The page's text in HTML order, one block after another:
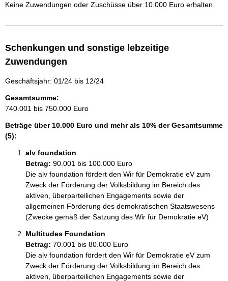
Keine Zuwendungen oder Zuschüsse über 10.000 Euro erhalten.
Schenkungen und sonstige lebzeitige
Zuwendungen
Geschäftsjahr: 01/24 bis 12/24
Gesamtsumme:
740.001 bis 750.000 Euro
Beträge über 10.000 Euro und mehr als 10% der Gesamtsumme
(5):
alv foundation
Betrag: 90.001 bis 100.000 Euro
Die alv foundation fördert den Wir für Demokratie eV zum
Zweck der Förderung der Volksbildung im Bereich des
aktiven, überparteilichen Engagements sowie der
allgemeinen Förderung des demokratischen Staatswesens
(Zwecke gemäß der Satzung des Wir für Demokratie eV)
Multitudes Foundation
Betrag: 70.001 bis 80.000 Euro
Die alv foundation fördert den Wir für Demokratie eV zum
Zweck der Förderung der Volksbildung im Bereich des
aktiven, überparteilichen Engagements sowie der